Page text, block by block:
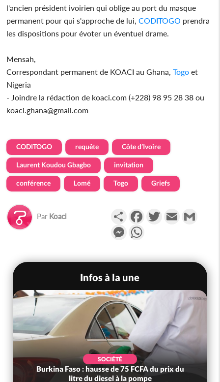
l'ancien président ivoirien qui oblige au port du masque
permanent pour qui s'approche de lui,CODITOGO prendra
les dispositions pour évoter un éventuel drame.
Mensah,
Correspondant permanent de KOACI au Ghana, Togo et
Nigeria
- Joindre la rédaction de koaci.com (+228) 98 95 28 38 ou
koaci.ghana@gmail.com –
CODITOGO requête Côte d’Ivoire
Laurent Koudou Gbagbo invitation
conférence Lomé Togo Griefs
Par Koaci PartagerFacebookTwitterEmail
Messenger
Infos à la une
SOCIÉTÉ
Burkina Faso : hausse de 75 FCFA du prix du
litre du diesel à la pompe